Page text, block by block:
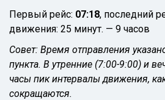
Первый рейс: 07:18, последний
движения: 25 минут. — 9 часов
Совет: Время отправления
пункта. В утренние (7:00-9:00) и
часы пик интервалы движения,
сокращаются.